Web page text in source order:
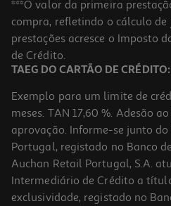
4.6 €/un
5,75 € PVP de editor
4,60 €
-10%
***O valor da primeira
compra, refletindo o cálculo
prestações acresce o Imposto
de Crédito.
TAEG DO CARTÃO DE
Exemplo para um limite de
meses. TAN 17,60 %. Adesão
aprovação. Informe-se junto
Portugal, registado no Banco
Auchan Retail Portugal, S.A.
Intermediário de Crédito a
exclusividade, registado no